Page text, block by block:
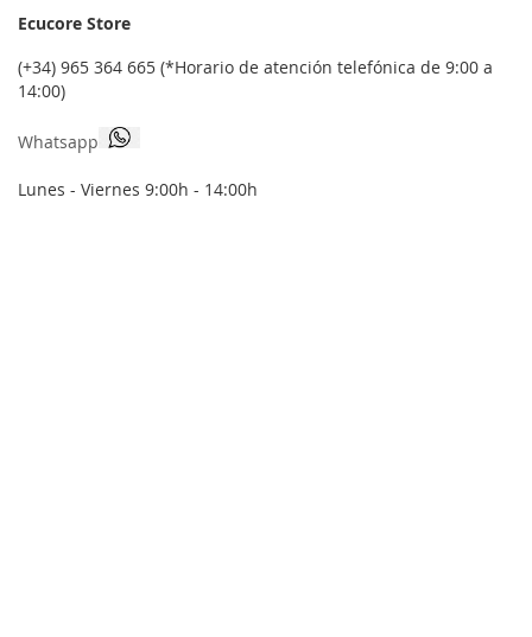
boletín
de
noticias:
Ecucore Store
(+34) 965 364 665 (*Horario de atención telefónica de 9:00 a
14:00)
Whatsapp
Lunes - Viernes 9:00h - 14:00h